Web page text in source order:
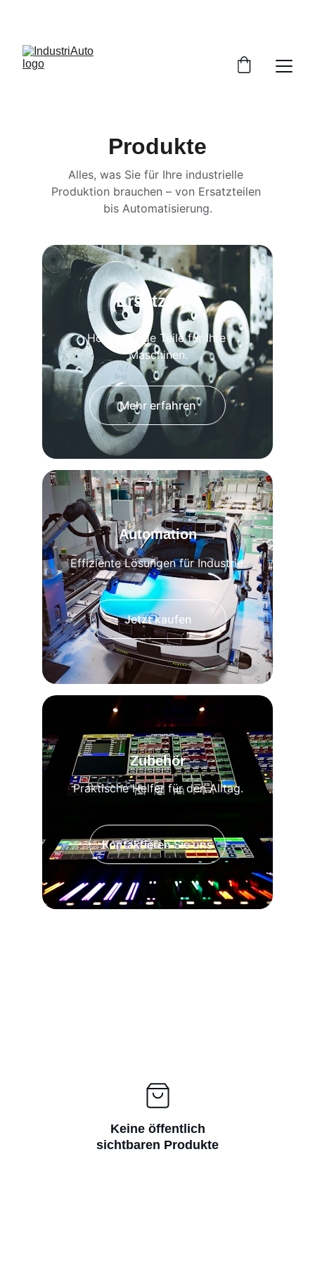
Produkte
Ersatzteile
Hochwertige Teile für Ihre
Maschinen.
Automation
Effiziente Lösungen für Industrie.
Zubehör
Praktische Helfer für den Alltag.
Mehr erfahren
Alles, was Sie für Ihre industrielle
Produktion brauchen – von Ersatzteilen
bis Automatisierung.
Jetzt kaufen
Kontaktieren Sie uns
Keine öffentlich
sichtbaren Produkte